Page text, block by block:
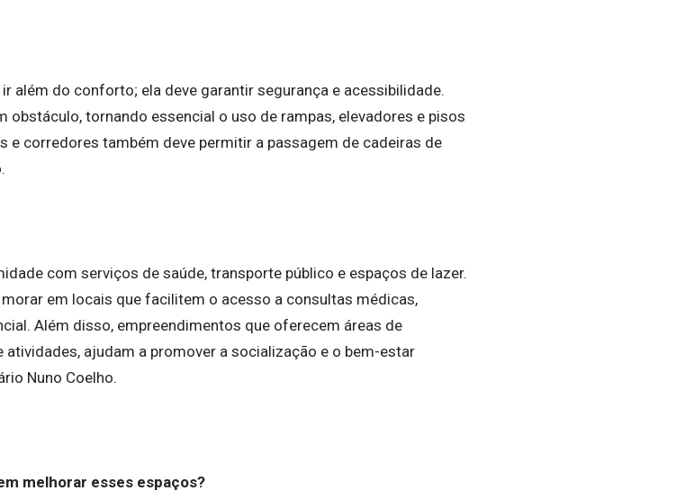
além do conforto; ela deve garantir segurança e acessibilidade.
obstáculo, tornando essencial o uso de rampas, elevadores e pisos
e corredores também deve permitir a passagem de cadeiras de
com serviços de saúde, transporte público e espaços de lazer.
em locais que facilitem o acesso a consultas médicas,
Além disso, empreendimentos que oferecem áreas de
ajudam a promover a socialização e o bem-estar
Nuno Coelho.
melhorar esses espaços?